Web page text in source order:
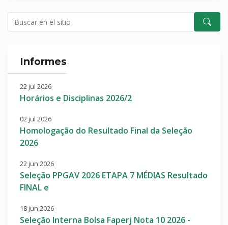
Informes
22 jul 2026
Horários e Disciplinas 2026/2
02 jul 2026
Homologação do Resultado Final da Seleção
2026
22 jun 2026
Seleção PPGAV 2026 ETAPA 7 MÉDIAS Resultado
FINAL e
18 jun 2026
Seleção Interna Bolsa Faperj Nota 10 2026 -